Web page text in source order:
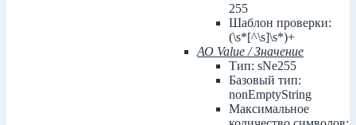
255
Шаблон проверки:
(\s*[^\s]\s*)+
АО Value / Значение
Тип: sNe255
Базовый тип:
nonEmptyString
Максимальное